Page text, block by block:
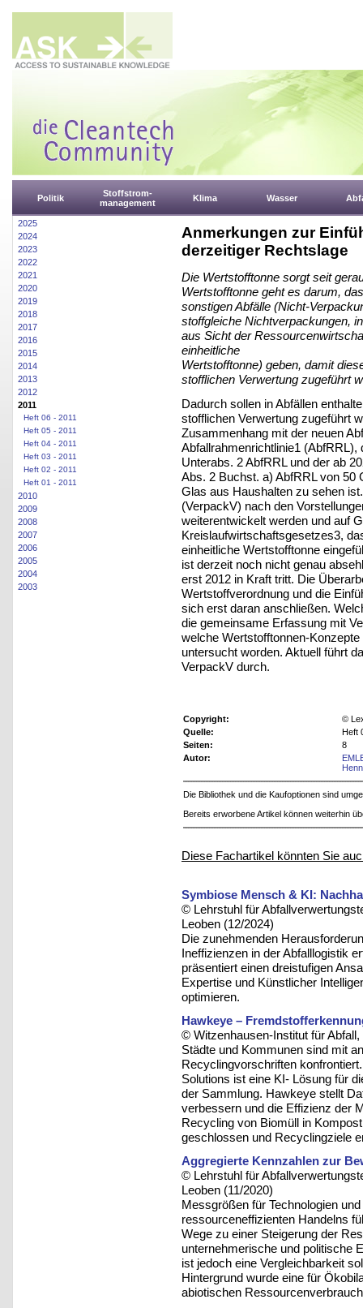
Politik
Stoffstrom-
management
Klima Wasser
2025
2024
2023
2022
2021
2020
2019
2018
2017
2016
2015
2014
2013
2012
2011
Heft 06 - 2011
Heft 05 - 2011
Heft 04 - 2011
Heft 03 - 2011
Heft 02 - 2011
Heft 01 - 2011
2010
2009
2008
2007
2006
2005
2004
2003
Anmerkungen zur
derzeitiger Rechtslage
Die Wertstofftonne sorgt seit
Wertstofftonne geht es darum,
sonstigen Abfälle (Nicht-
stoffgleiche Nichtverpackungen,
aus Sicht der
einheitliche
Wertstofftonne) geben, damit
stofflichen Verwertung zugeführt
Dadurch sollen in Abfällen
stofflichen Verwertung zugeführt
Zusammenhang mit der neuen
Abfallrahmenrichtlinie1
Unterabs. 2 AbfRRL und der ab
Abs. 2 Buchst. a) AbfRRL von 50
Glas aus Haushalten zu sehen
(VerpackV) nach den
weiterentwickelt werden und auf
Kreislaufwirtschaftsgesetzes3,
einheitliche Wertstofftonne
ist derzeit noch nicht genau
erst 2012 in Kraft tritt. Die
Wertstoffverordnung und die
sich erst daran anschließen.
die gemeinsame Erfassung mit
welche Wertstofftonnen-
untersucht worden. Aktuell führt
VerpackV durch.
Copyright:
©
Quelle:
Heft
Seiten:
8
Autor:
Die Bibliothek und die Kaufoptionen sind
Bereits erworbene Artikel können weiterhin
Diese Fachartikel könnten Sie
Symbiose Mensch & KI:
© Lehrstuhl für
Leoben (12/2024)
Die zunehmenden
Ineffizienzen in der Abfalllogistik
präsentiert einen dreistufigen
Expertise und Künstlicher
optimieren.
Hawkeye –
© Witzenhausen-Institut für
Städte und Kommunen sind mit
Recyclingvorschriften
Solutions ist eine KI- Lösung für
der Sammlung. Hawkeye stellt
verbessern und die Effizienz der
Recycling von Biomüll in
geschlossen und Recyclingziele
Aggregierte Kennzahlen zur
© Lehrstuhl für
Leoben (11/2020)
Messgrößen für Technologien
ressourceneffizienten Handelns
Wege zu einer Steigerung der
unternehmerische und politische
ist jedoch eine Vergleichbarkeit
Hintergrund wurde eine für
abiotischen